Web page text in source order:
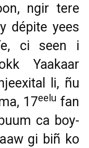
ngir tere
dépite yees
ci seen i
Yaakaar
li, ñu
17eelu fan
ca boy-
gi biñ ko